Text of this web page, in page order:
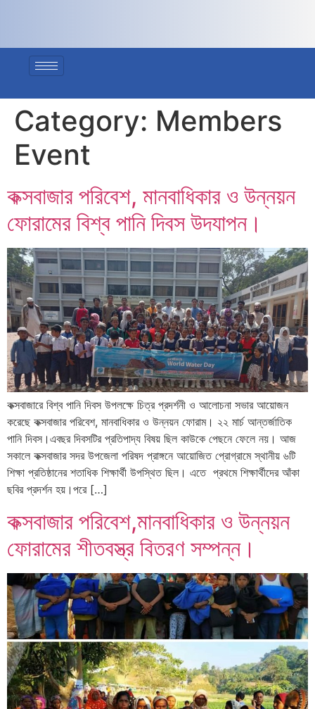
Category: Members
Event
কক্সবাজার পরিবেশ, মানবাধিকার ও উন্নয়ন
ফোরামের বিশ্ব পানি দিবস উদযাপন।
কক্সবাজারে বিশ্ব পানি দিবস উপলক্ষে চিত্র প্রদর্শনী ও আলোচনা সভার আয়োজন
করেছে কক্সবাজার পরিবেশ, মানবাধিকার ও উন্নয়ন ফোরাম। ২২ মার্চ আন্তর্জাতিক
পানি দিবস।এবছর দিবসটির প্রতিপাদ্য বিষয় ছিল কাউকে পেছনে ফেলে নয়। আজ
সকালে কক্সবাজার সদর উপজেলা পরিষদ প্রাঙ্গনে আয়োজিত প্রোগ্রামে স্থানীয় ৬টি
শিক্ষা প্রতিষ্ঠানের শতাধিক শিক্ষার্থী উপস্থিত ছিল। এতে প্রথমে শিক্ষার্থীদের আঁকা
ছবির প্রদর্শন হয়।পরে […]
কক্সবাজার পরিবেশ,মানবাধিকার ও উন্নয়ন
ফোরামের শীতবস্ত্র বিতরণ সম্পন্ন।